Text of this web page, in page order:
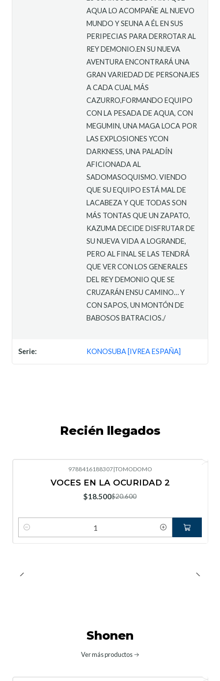
AQUA LO ACOMPAÑE AL NUEVO
MUNDO Y SEUNA A ÉL EN SUS
PERIPECIAS PARA DERROTAR AL
REY DEMONIO.EN SU NUEVA
AVENTURA ENCONTRARÁ UNA
GRAN VARIEDAD DE PERSONAJES
A CADA CUAL MÁS
CAZURRO,FORMANDO EQUIPO
CON LA PESADA DE AQUA, CON
MEGUMIN, UNA MAGA LOCA POR
LAS EXPLOSIONES YCON
DARKNESS, UNA PALADÍN
AFICIONADA AL
SADOMASOQUISMO. VIENDO
QUE SU EQUIPO ESTÁ MAL DE
LACABEZA Y QUE TODAS SON
MÁS TONTAS QUE UN ZAPATO,
KAZUMA DECIDE DISFRUTAR DE
SU NUEVA VIDA A LOGRANDE,
PERO AL FINAL SE LAS TENDRÁ
QUE VER CON LOS GENERALES
DEL REY DEMONIO QUE SE
CRUZARÁN ENSU CAMINO… Y
CON SAPOS, UN MONTÓN DE
BABOSOS BATRACIOS./
Serie: KONOSUBA [IVREA ESPAÑA]
Recién llegados
9788416188307|TOMODOMO
VOCES EN LA OCURIDAD 2
$18.500$20.600
Cantidad
Shonen
Ver más productos